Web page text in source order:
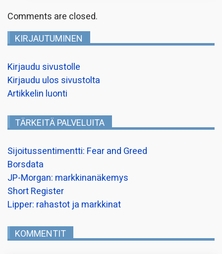
Comments are closed.
KIRJAUTUMINEN
Kirjaudu sivustolle
Kirjaudu ulos sivustolta
Artikkelin luonti
TÄRKEITÄ PALVELUITA
Sijoitussentimentti: Fear and Greed
Borsdata
JP-Morgan: markkinanäkemys
Short Register
Lipper: rahastot ja markkinat
KOMMENTIT